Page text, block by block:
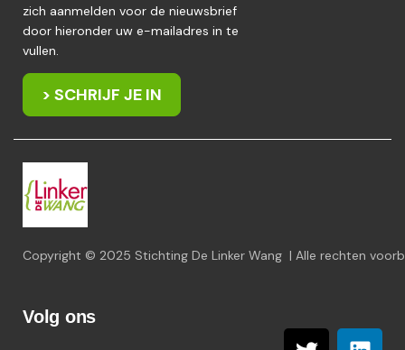
zich aanmelden voor de nieuwsbrief
door hieronder uw e-mailadres in te
vullen.
> SCHRIJF JE IN
Copyright © 2025 Stichting De Linker Wang | Alle rechten
Volg ons
T L